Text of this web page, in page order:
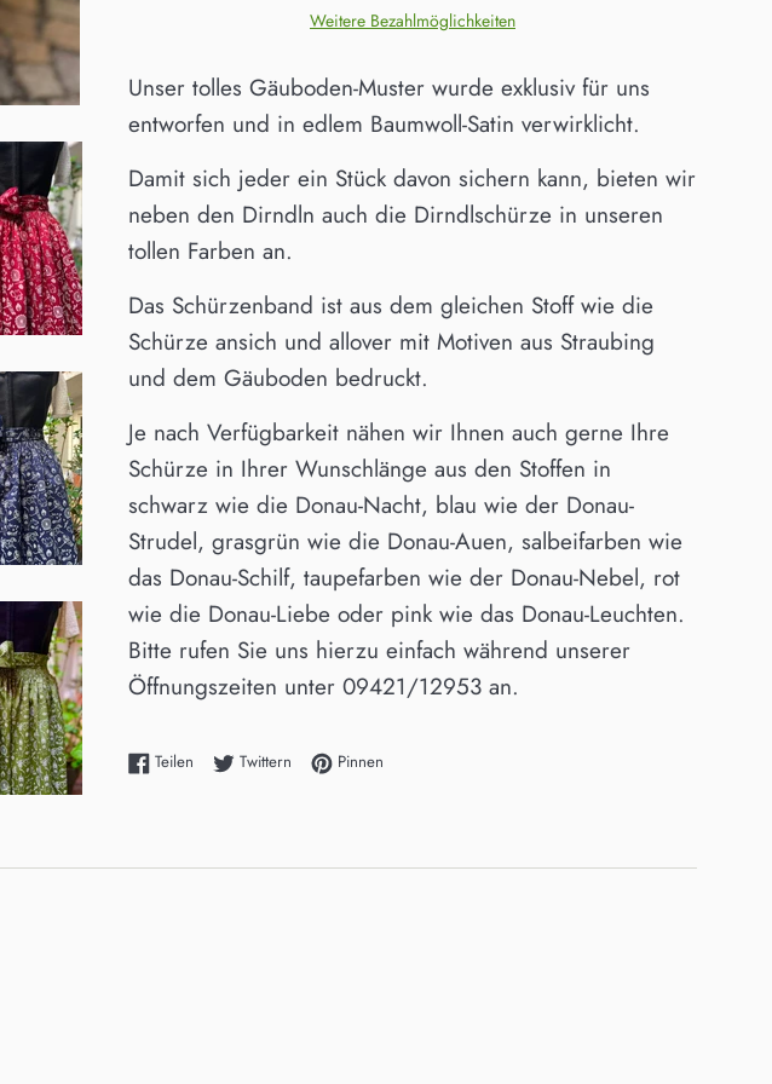
Weitere Bezahlmöglichkeiten
Unser tolles Gäuboden-Muster wurde exklusiv für uns
entworfen und in edlem Baumwoll-Satin verwirklicht.
Damit sich jeder ein Stück davon sichern kann, bieten wir
neben den Dirndln auch die Dirndlschürze in unseren
tollen Farben an.
Das Schürzenband ist aus dem gleichen Stoff wie die
Schürze ansich und allover mit Motiven aus Straubing
und dem Gäuboden bedruckt.
Je nach Verfügbarkeit nähen wir Ihnen auch gerne Ihre
Schürze in Ihrer Wunschlänge aus den Stoffen in
schwarz wie die Donau-Nacht, blau wie der Donau-
Strudel, grasgrün wie die Donau-Auen, salbeifarben wie
das Donau-Schilf, taupefarben wie der Donau-Nebel, rot
wie die Donau-Liebe oder pink wie das Donau-Leuchten.
Bitte rufen Sie uns hierzu einfach während unserer
Öffnungszeiten unter 09421/12953 an.
Teilen Auf Facebook teilen
Twittern Auf Twitter twittern
Pinnen